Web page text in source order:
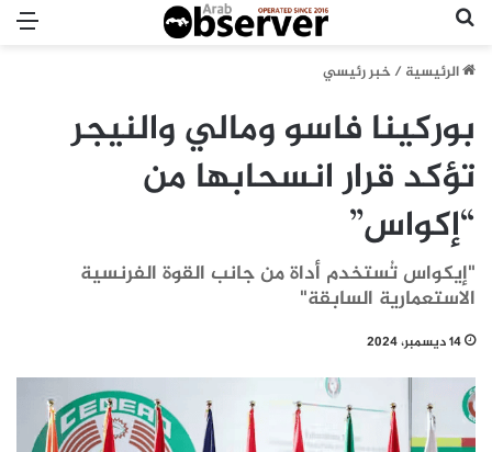
الرئيسية/خبر رئيسي
بوركينا فاسو ومالي والنيجر
تؤكد قرار انسحابها من
“إكواس”
"إيكواس تُستخدم أداة من جانب القوة الفرنسية
الاستعمارية السابقة"
14 ديسمبر، 2024